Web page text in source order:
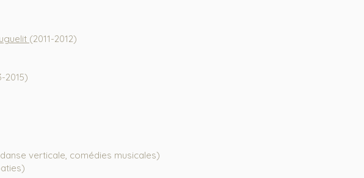
(2011-2012)
2015)
verticale, comédies musicales)
)